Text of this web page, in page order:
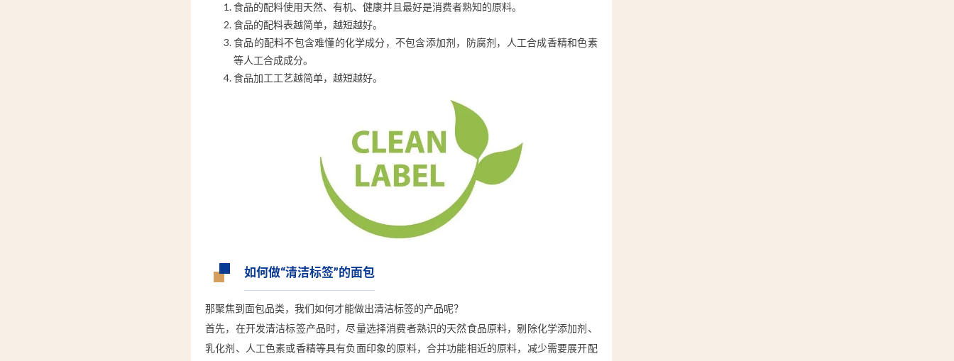
食品的配料使用天然、有机、健康并且最好是消费者熟知的原料。
食品的配料表越简单，越短越好。
食品的配料不包含难懂的化学成分，不包含添加剂，防腐剂，人工合成香精和色素
等人工合成成分。
食品加工工艺越简单，越短越好。
如何做“清洁标签”的面包
那聚焦到面包品类，我们如何才能做出清洁标签的产品呢？
首先，在开发清洁标签产品时，尽量选择消费者熟识的天然食品原料，剔除化学添加剂、
乳化剂、人工色素或香精等具有负面印象的原料，合并功能相近的原料，减少需要展开配